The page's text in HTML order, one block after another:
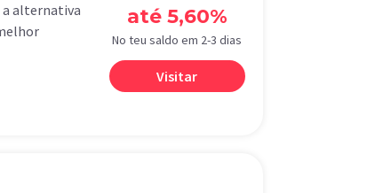
a alternativa
até 5,60%
No teu saldo em 2-3 dias
Visitar